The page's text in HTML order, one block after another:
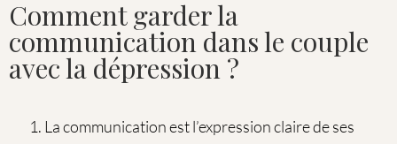
Comment garder la
communication dans le couple
avec la dépression ?
La communication est l’expression claire de ses